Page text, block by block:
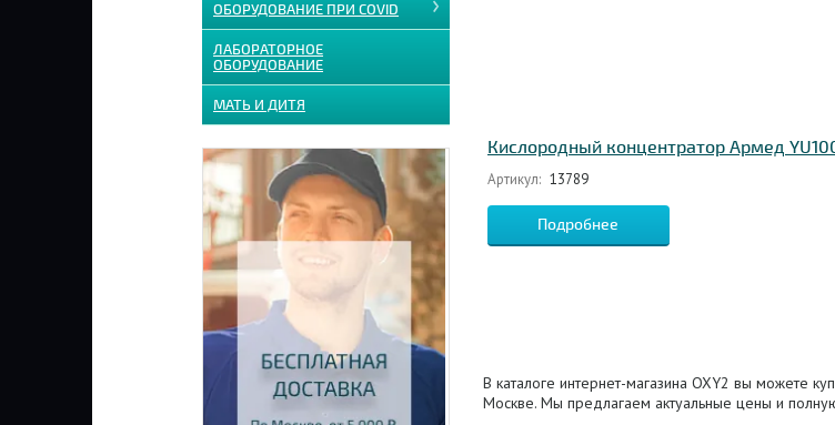
ОБОРУДОВАНИЕ ПРИ COVID
ЛАБОРАТОРНОЕ
ОБОРУДОВАНИЕ
МАТЬ И ДИТЯ
Кислородный концентратор Армед
Артикул: 13789
Подробнее
В каталоге интернет-магазина OXY2 вы можете
Москве. Мы предлагаем актуальные цены и